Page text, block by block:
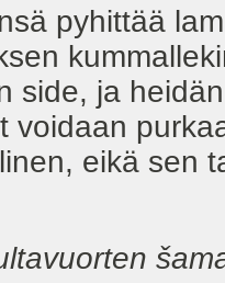
pyhittää
side, ja
voidaan
eikä sen